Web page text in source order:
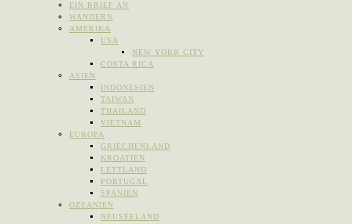
EIN BRIEF AN
WANDERN
AMERIKA
USA
NEW YORK CITY
COSTA RICA
ASIEN
INDONESIEN
TAIWAN
THAILAND
VIETNAM
EUROPA
GRIECHENLAND
KROATIEN
LETTLAND
PORTUGAL
SPANIEN
OZEANIEN
NEUSEELAND